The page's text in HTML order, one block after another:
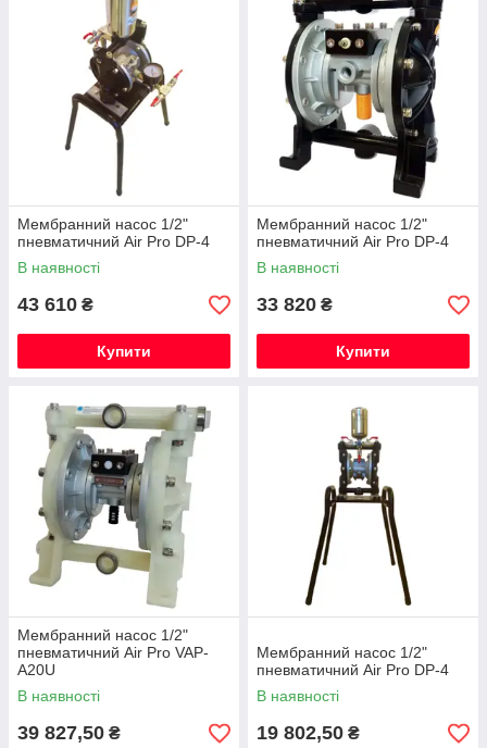
Мембранний насос 1/2"
пневматичний Air Pro DP-4
В наявності
43 610 ₴
Купити
Мембранний насос 1/2"
пневматичний Air Pro DP-4
В наявності
33 820 ₴
Купити
Мембранний насос 1/2"
пневматичний Air Pro VAP-
A20U
В наявності
39 827,50 ₴
Мембранний насос 1/2"
пневматичний Air Pro DP-4
В наявності
19 802,50 ₴